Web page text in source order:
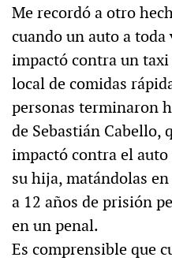
Me recordó a otro
cuando un auto a
impactó contra un
local de comidas
personas terminaron
de Sebastián Cabello,
impactó contra el
su hija, matándolas
a 12 años de prisión
en un penal.
Es comprensible que